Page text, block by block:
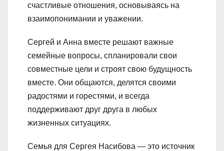
счастливые отношения, основываясь на
взаимопонимании и уважении.
Сергей и Анна вместе решают важные
семейные вопросы, спланировали свои
совместные цели и строят свою будущность
вместе. Они общаются, делятся своими
радостями и горестями, и всегда
поддерживают друг друга в любых
жизненных ситуациях.
Семья для Сергея Насибова — это источник